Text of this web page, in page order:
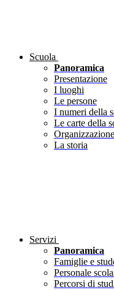
Scuola
Panoramica
Presentazione
I luoghi
Le persone
I numeri della
Le carte della
Organizzazione
La storia
Servizi
Panoramica
Famiglie e
Personale
Percorsi di